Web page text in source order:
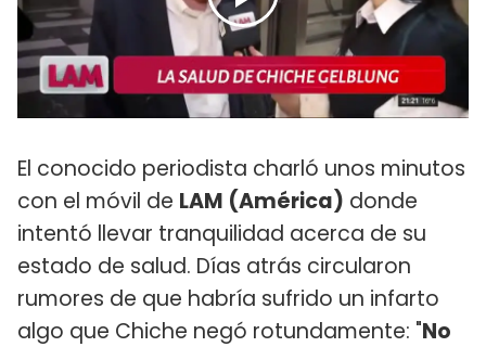
El conocido periodista charló unos minutos
con el móvil de LAM (América) donde
intentó llevar tranquilidad acerca de su
estado de salud. Días atrás circularon
rumores de que habría sufrido un infarto
algo que Chiche negó rotundamente: "No